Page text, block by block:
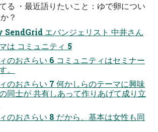
る ・最近語りたいこと：ゆで卵につい
？
エバンジェリスト 中井さん
は コミュニティ 5
のおさらい 6 コミュニティはセミナー
。
のおさらい 7 何かしらのテーマに興味
同⼠が 共有しあって作りあげて成り⽴
のおさらい 8 だから、基本は⼥性も同